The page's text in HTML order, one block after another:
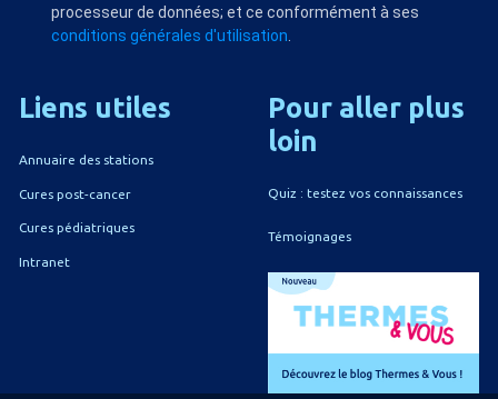
processeur de données; et ce conformément à ses
conditions générales d'utilisation
Liens utiles
Annuaire des stations
Cures post-cancer
Cures pédiatriques
Intranet
Pour aller plus
loin
Quiz : testez vos connaissances
Témoignages